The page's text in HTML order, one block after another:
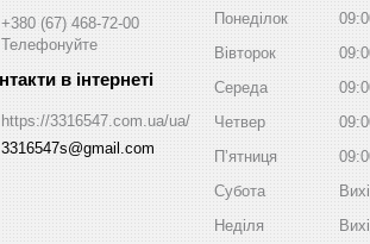
+380 (67) 468-72-00
Телефонуйте
https://3316547.com.ua/ua/
3316547s@gmail.com
Понеділок
Вівторок
Середа
Четвер
Пʼятниця
Субота
Неділя